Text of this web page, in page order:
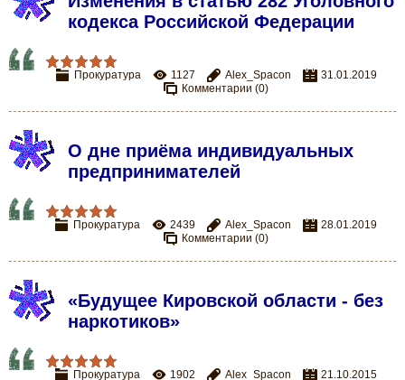
кодекса Российской Федерации
Прокуратура 1127 Alex_Spacon
31.01.2019
Комментарии (0)
О дне приёма индивидуальных
предпринимателей
Прокуратура 2439 Alex_Spacon
28.01.2019
Комментарии (0)
«Будущее Кировской области - без
наркотиков»
Прокуратура 1902 Alex_Spacon 21.10.2015